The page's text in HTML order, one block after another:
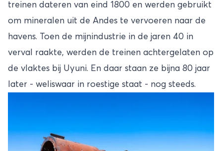
treinen dateren van eind 1800 en werden gebruikt
om mineralen uit de Andes te vervoeren naar de
havens. Toen de mijnindustrie in de jaren 40 in
verval raakte, werden de treinen achtergelaten op
de vlaktes bij Uyuni. En daar staan ze bijna 80 jaar
later - weliswaar in roestige staat - nog steeds.